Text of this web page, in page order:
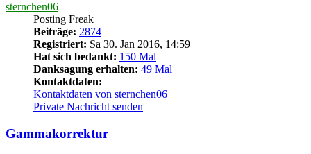
sternchen06
Posting Freak
Beiträge: 2874
Registriert: Sa 30. Jan 2016, 14:59
Hat sich bedankt: 150 Mal
Danksagung erhalten: 49 Mal
Kontaktdaten:
Kontaktdaten von sternchen06
Private Nachricht senden
Gammakorrektur